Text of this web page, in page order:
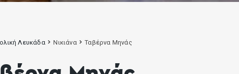
Λευκάδα Νικιάνα Ταβέρνα Μηνάς